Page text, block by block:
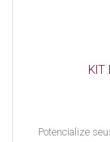
KIT
Potencialize